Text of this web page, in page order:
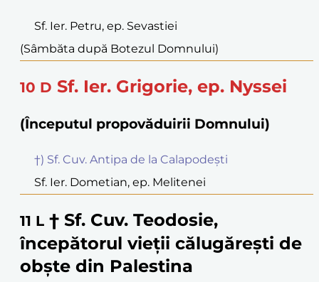
Sf. Ier. Petru, ep. Sevastiei
(Sâmbăta după Botezul Domnului)
10 D Sf. Ier. Grigorie, ep. Nyssei
(Începutul propovăduirii Domnului)
†) Sf. Cuv. Antipa de la Calapodești
Sf. Ier. Dometian, ep. Melitenei
11 L † Sf. Cuv. Teodosie,
începătorul vieții călugărești de
obște din Palestina